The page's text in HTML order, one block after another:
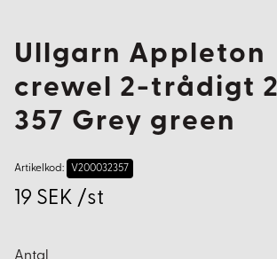
Ullgarn Appleton
crewel 2-trådigt
357 Grey green
Artikelkod: V200032357
19 SEK /st
Antal